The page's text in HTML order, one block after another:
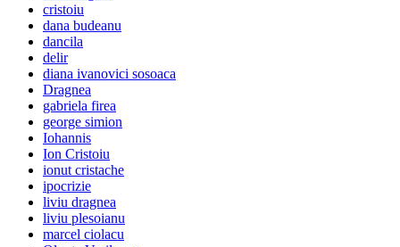
cristoiu
dana budeanu
dancila
delir
diana ivanovici sosoaca
Dragnea
gabriela firea
george simion
Iohannis
Ion Cristoiu
ionut cristache
ipocrizie
liviu dragnea
liviu plesoianu
marcel ciolacu